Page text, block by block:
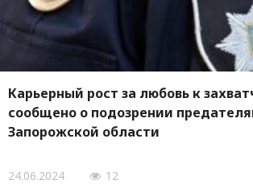
Карьерный рост за любовь к
сообщено о подозрении
Запорожской области
24.06.2024 12